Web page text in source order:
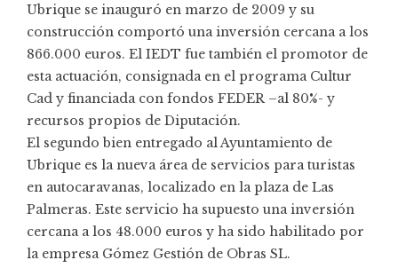
Ubrique se inauguró en marzo de 2009 y su
construcción comportó una inversión cercana a los
866.000 euros. El IEDT fue también el promotor de
esta actuación, consignada en el programa Cultur
Cad y financiada con fondos FEDER –al 80%- y
recursos propios de Diputación.
El segundo bien entregado al Ayuntamiento de
Ubrique es la nueva área de servicios para turistas
en autocaravanas, localizado en la plaza de Las
Palmeras. Este servicio ha supuesto una inversión
cercana a los 48.000 euros y ha sido habilitado por
la empresa Gómez Gestión de Obras SL.